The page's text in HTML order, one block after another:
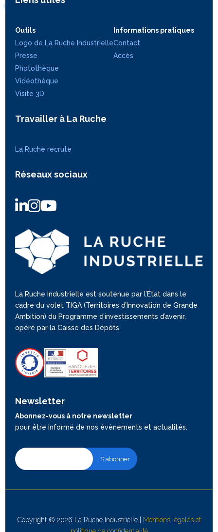
Outils
Logo de La Ruche Industrielle
Presse
Photothèque
Vidéothèque
Visite 3D
Informations pratiques
Contact
Accès
Travailler à La Ruche
La Ruche recrute
Réseaux sociaux
La Ruche Industrielle est soutenue par l’État dans le
cadre du volet TIGA (Territoires d’Innovation de Grande
Ambition) du Programme d’investissements d’avenir,
opéré par la Caisse des Dépôts.
Newsletter
Abonnez-vous à notre newsletter
pour être informé de nos évènements et actualités.
Copyright © 2026 La Ruche Industrielle | Mentions légales et